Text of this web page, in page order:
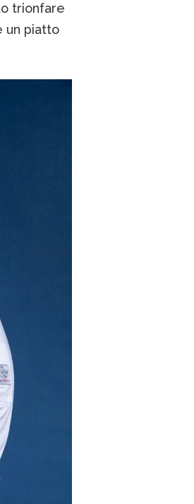
trionfare
un piatto